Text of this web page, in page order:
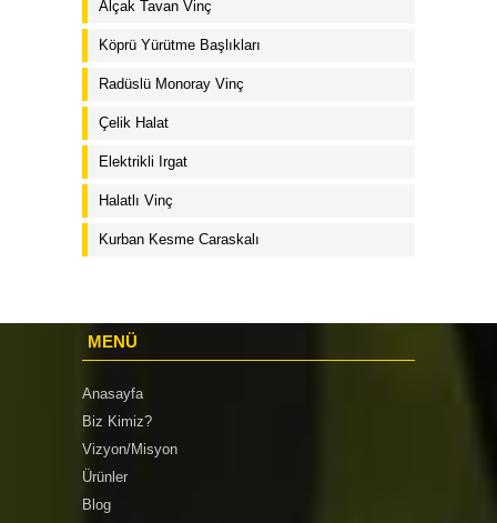
Alçak Tavan Vinç
Köprü Yürütme Başlıkları
Radüslü Monoray Vinç
Çelik Halat
Elektrikli Irgat
Halatlı Vinç
Kurban Kesme Caraskalı
MENÜ
Anasayfa
Biz Kimiz?
Vizyon/Misyon
Ürünler
Blog